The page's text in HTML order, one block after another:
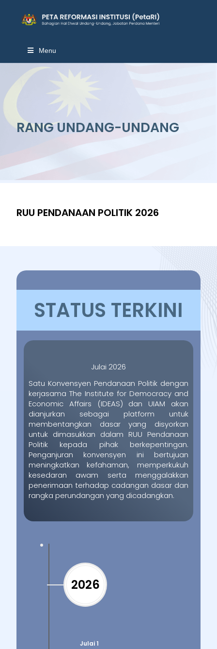
Menu
RANG UNDANG-UNDANG
RUU PENDANAAN POLITIK 2026
STATUS TERKINI
Julai 2026
Satu Konvensyen Pendanaan Politik dengan
kerjasama The Institute for Democracy and
Economic Affairs (IDEAS) dan UIAM akan
dianjurkan sebagai platform untuk
membentangkan dasar yang disyorkan
untuk dimasukkan dalam RUU Pendanaan
Politik kepada pihak berkepentingan.
Penganjuran konvensyen ini bertujuan
meningkatkan kefahaman, memperkukuh
kesedaran awam serta menggalakkan
penerimaan terhadap cadangan dasar dan
rangka perundangan yang dicadangkan.
2026
Julai 1